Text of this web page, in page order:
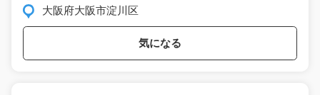
大阪府大阪市淀川区
気になる